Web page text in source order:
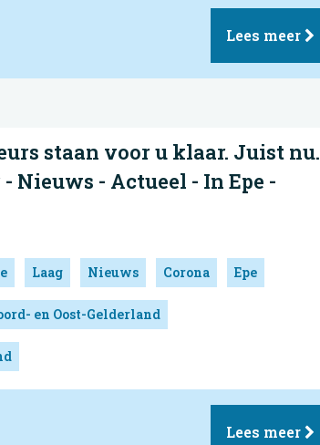
Lees meer
staan voor u klaar. Juist nu.
Nieuws - Actueel - In Epe -
Laag Nieuws Corona Epe
en Oost-Gelderland
Lees meer